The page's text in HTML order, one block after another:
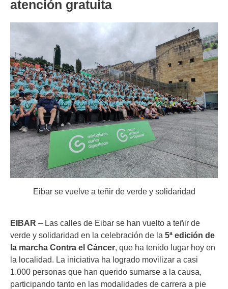
atención gratuita
Eibar se vuelve a teñir de verde y solidaridad
EIBAR – Las calles de Eibar se han vuelto a teñir de
verde y solidaridad en la celebración de la 5ª edición de
la marcha Contra el Cáncer , que ha tenido lugar hoy en
la localidad. La iniciativa ha logrado movilizar a casi
1.000 personas que han querido sumarse a la causa,
participando tanto en las modalidades de carrera a pie